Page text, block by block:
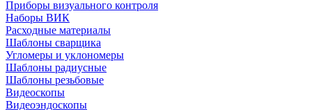
Приборы визуального контроля
Наборы ВИК
Расходные материалы
Шаблоны сварщика
Угломеры и уклономеры
Шаблоны радиусные
Шаблоны резьбовые
Видеоскопы
Видеоэндоскопы